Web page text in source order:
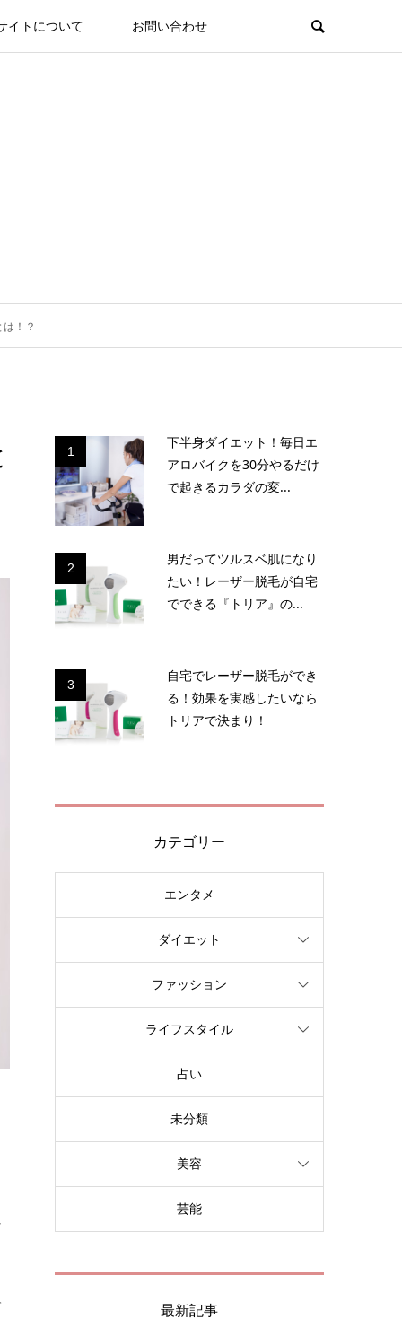
イトについて お問い合わせ
！？
1
下半身ダイエット！毎日エ
アロバイクを30分やるだけ
で起きるカラダの変...
2
男だってツルスベ肌になり
たい！レーザー脱毛が自宅
でできる『トリア』の...
3
自宅でレーザー脱毛ができ
る！効果を実感したいなら
トリアで決まり！
カテゴリー
エンタメ
ダイエット
ファッション
ライフスタイル
占い
未分類
美容
芸能
最新記事